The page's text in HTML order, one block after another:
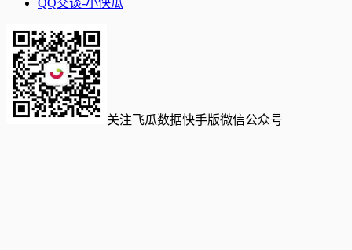
关注飞瓜数据快手版微信公众号